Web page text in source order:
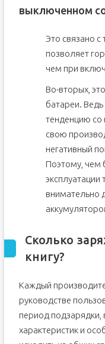
выключенном
Это связано
позволяет
чем при
Во-вторых,
батареи.
тенденцию со
свою
негативный
Поэтому, чем
эксплуатации
внимательно
Сколько
книгу?
Каждый
руководстве
период подзарядки,
характеристик и